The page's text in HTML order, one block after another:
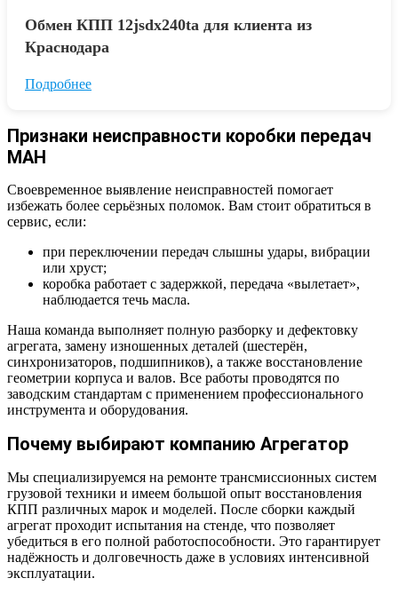
Обмен КПП 12jsdx240ta для клиента из
Краснодара
Подробнее
Признаки неисправности коробки передач
МАН
Своевременное выявление неисправностей помогает
избежать более серьёзных поломок. Вам стоит обратиться в
сервис, если:
при переключении передач слышны удары, вибрации
или хруст;
коробка работает с задержкой, передача «вылетает»,
наблюдается течь масла.
Наша команда выполняет полную разборку и дефектовку
агрегата, замену изношенных деталей (шестерён,
синхронизаторов, подшипников), а также восстановление
геометрии корпуса и валов. Все работы проводятся по
заводским стандартам с применением профессионального
инструмента и оборудования.
Почему выбирают компанию Агрегатор
Мы специализируемся на ремонте трансмиссионных систем
грузовой техники и имеем большой опыт восстановления
КПП различных марок и моделей. После сборки каждый
агрегат проходит испытания на стенде, что позволяет
убедиться в его полной работоспособности. Это гарантирует
надёжность и долговечность даже в условиях интенсивной
эксплуатации.